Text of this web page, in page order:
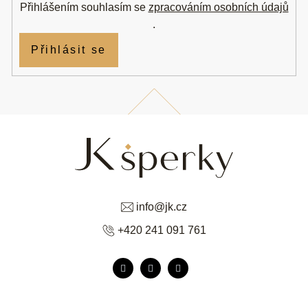
info@jk.cz
+420 241 091 761
Přihlášením souhlasím se zpracováním osobních údajů
.
Přihlásit se